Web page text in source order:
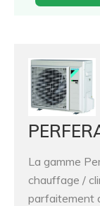
La gamme
chauffage /
parfaitement